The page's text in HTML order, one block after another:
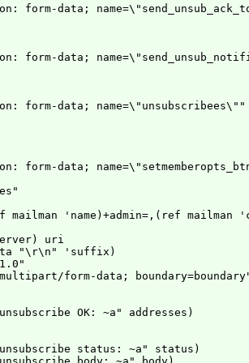
form-data;
form-data;
form-data; name=\"unsubscribees\""
form-data;
mailman 'name)+admin=,(ref mailman
uri
"\r\n" 'suffix)
form-data;
OK: ~a" addresses)
status: ~a" status)